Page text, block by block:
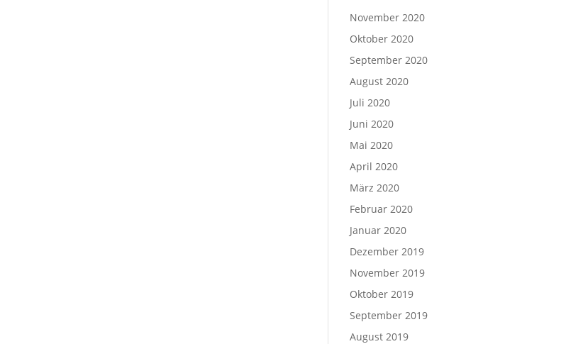
November 2020
Oktober 2020
September 2020
August 2020
Juli 2020
Juni 2020
Mai 2020
April 2020
März 2020
Februar 2020
Januar 2020
Dezember 2019
November 2019
Oktober 2019
September 2019
August 2019